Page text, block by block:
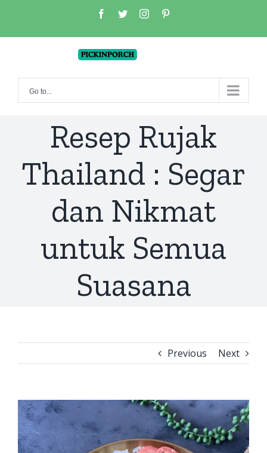
content
facebook
twitterinstagram
Go to...
Resep Rujak
Thailand : Segar
dan Nikmat
untuk Semua
Suasana
Previous Next
View
Larger
Image